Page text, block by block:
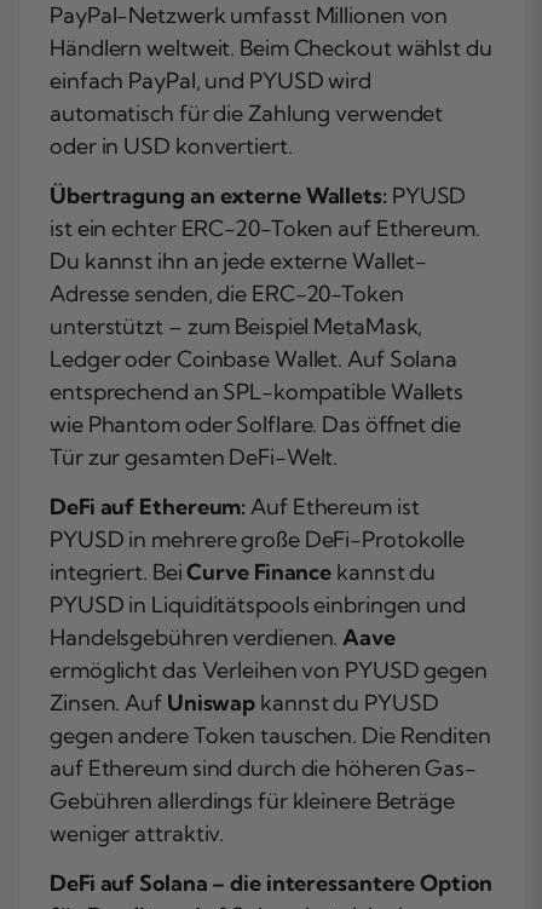
PayPal-Netzwerk umfasst Millionen von
Händlern weltweit. Beim Checkout wählst du
einfach PayPal, und PYUSD wird
automatisch für die Zahlung verwendet
oder in USD konvertiert.
Übertragung an externe Wallets:PYUSD
ist ein echter ERC-20-Token auf Ethereum.
Du kannst ihn an jede externe Wallet-
Adresse senden, die ERC-20-Token
unterstützt – zum Beispiel MetaMask,
Ledger oder Coinbase Wallet. Auf Solana
entsprechend an SPL-kompatible Wallets
wie Phantom oder Solflare. Das öffnet die
Tür zur gesamten DeFi-Welt.
DeFi auf Ethereum:Auf Ethereum ist
PYUSD in mehrere große DeFi-Protokolle
integriert. BeiCurve Finance kannst du
PYUSD in Liquiditätspools einbringen und
Handelsgebühren verdienen.Aave
ermöglicht das Verleihen von PYUSD gegen
Zinsen. Auf Uniswap kannst du PYUSD
gegen andere Token tauschen. Die Renditen
auf Ethereum sind durch die höheren Gas-
Gebühren allerdings für kleinere Beträge
weniger attraktiv.
DeFi auf Solana – die interessantere Option